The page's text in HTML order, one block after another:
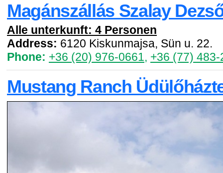
Magánszállás Szalay
Alle unterkunft: 4 Personen
Address: 6120 Kiskunmajsa, Sün u. 22.
Phone: +36 (20) 976-0661, +36 (77) 483-
Mustang Ranch